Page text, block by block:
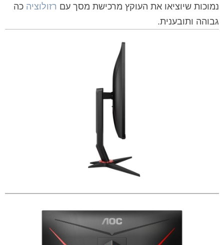
נמוכות שיוציאו את העוקץ מרכישת מסך עם רזולוציה כה
גבוהה ותובענית.